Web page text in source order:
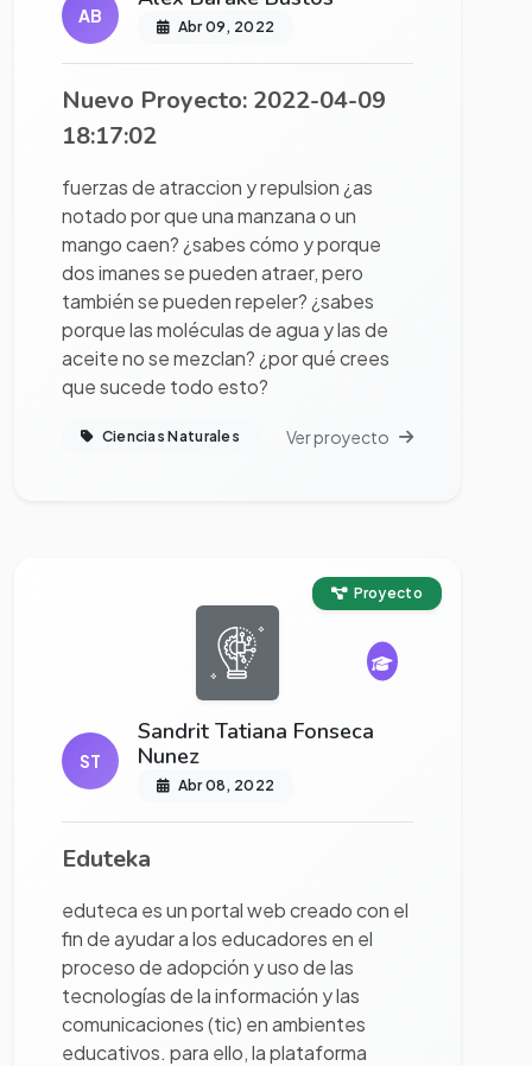
AB
Abr 09, 2022
Nuevo Proyecto: 2022-04-09
18:17:02
fuerzas de atraccion y repulsion ¿as
notado por que una manzana o un
mango caen? ¿sabes cómo y porque
dos imanes se pueden atraer, pero
también se pueden repeler? ¿sabes
porque las moléculas de agua y las de
aceite no se mezclan? ¿por qué crees
que sucede todo esto?
Ciencias Naturales Ver proyecto
Proyecto
ST
Sandrit Tatiana Fonseca
Nunez
Abr 08, 2022
Eduteka
eduteca es un portal web creado con el
fin de ayudar a los educadores en el
proceso de adopción y uso de las
tecnologías de la información y las
comunicaciones (tic) en ambientes
educativos. para ello, la plataforma